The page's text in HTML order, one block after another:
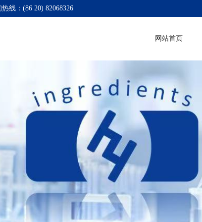
热线：(86 20) 82068326
网站首页